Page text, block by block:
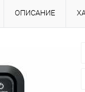
ОПИСАНИЕ